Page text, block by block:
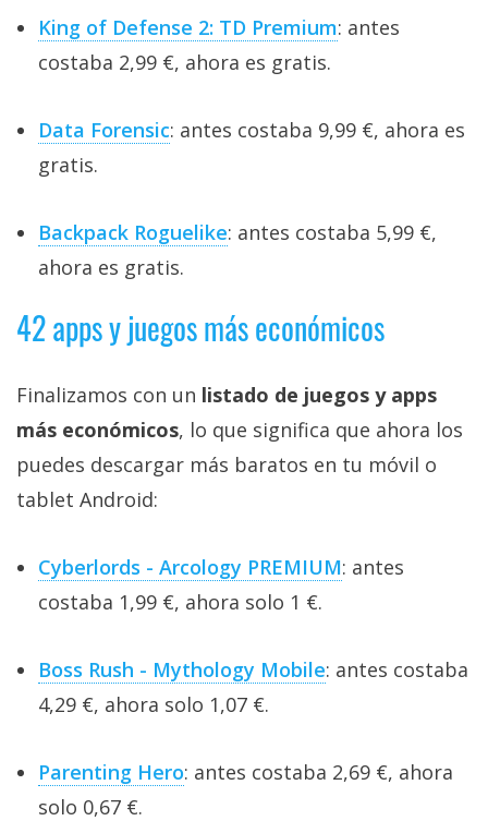
King of Defense 2: TD Premium: antes
costaba 2,99 €, ahora es gratis.
Data Forensic: antes costaba 9,99 €, ahora es
gratis.
Backpack Roguelike: antes costaba 5,99 €,
ahora es gratis.
42 apps y juegos más económicos
Finalizamos con un listado de juegos y apps
más económicos, lo que significa que ahora los
puedes descargar más baratos en tu móvil o
tablet Android:
Cyberlords - Arcology PREMIUM: antes
costaba 1,99 €, ahora solo 1 €.
Boss Rush - Mythology Mobile: antes costaba
4,29 €, ahora solo 1,07 €.
Parenting Hero: antes costaba 2,69 €, ahora
solo 0,67 €.